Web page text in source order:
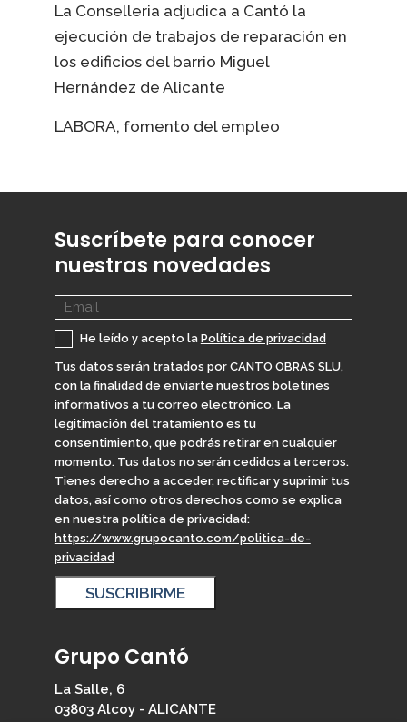
La Conselleria adjudica a Cantó la
ejecución de trabajos de reparación en
los edificios del barrio Miguel
Hernández de Alicante
LABORA, fomento del empleo
Suscríbete para conocer
nuestras novedades
He leído y acepto la Política de privacidad
Tus datos serán tratados por CANTO OBRAS SLU,
con la finalidad de enviarte nuestros boletines
informativos a tu correo electrónico. La
legitimación del tratamiento es tu
consentimiento, que podrás retirar en cualquier
momento. Tus datos no serán cedidos a terceros.
Tienes derecho a acceder, rectificar y suprimir tus
datos, así como otros derechos como se explica
en nuestra política de privacidad:
https://www.grupocanto.com/politica-de-
privacidad
Grupo Cantó
La Salle, 6
03803 Alcoy - ALICANTE